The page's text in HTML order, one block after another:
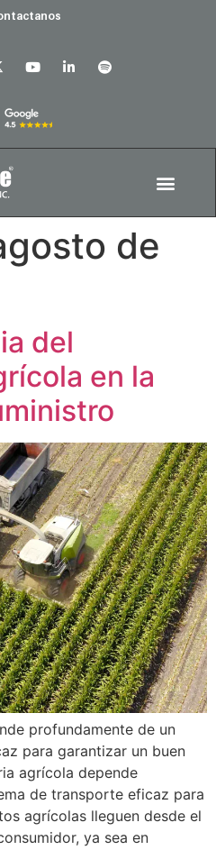
de
del
en la
profundamente de un
para garantizar un buen
agrícola depende
de transporte eficaz para
agrícolas lleguen desde el
ya sea en